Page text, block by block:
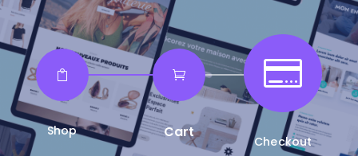

Shop

Cart

Checkout